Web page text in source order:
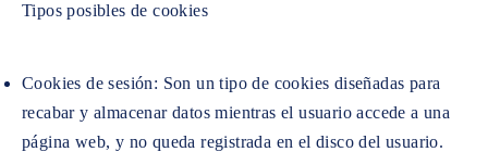
Tipos posibles de cookies
Cookies de sesión: Son un tipo de cookies diseñadas para
recabar y almacenar datos mientras el usuario accede a una
página web, y no queda registrada en el disco del usuario.